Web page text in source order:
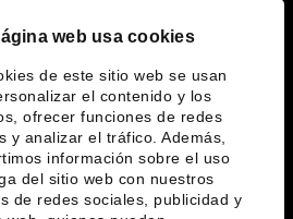
web usa cookies
de este sitio web se usan
el contenido y los
ofrecer funciones de redes
y analizar el tráfico. Además,
información sobre el uso
del sitio web con nuestros
de redes sociales, publicidad y